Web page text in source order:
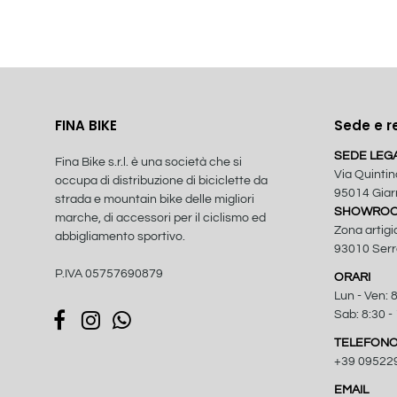
FINA BIKE
Fina Bike s.r.l. è una società che si
occupa di distribuzione di biciclette da
strada e mountain bike delle migliori
marche, di accessori per il ciclismo ed
abbigliamento sportivo.
P.IVA 05757690879
Sede e
SEDE
Via
95014
Zona
93010
ORARI
Lun - Ven:
Sab: 8:30 -
+39
EMAIL